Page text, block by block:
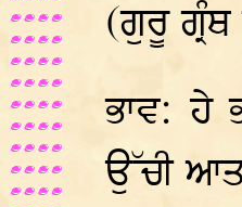
(ਗੁਰੂ ਗ੍ਰੰਥ
ਭਾਵ: ਹੇ
ਉੱਚੀ